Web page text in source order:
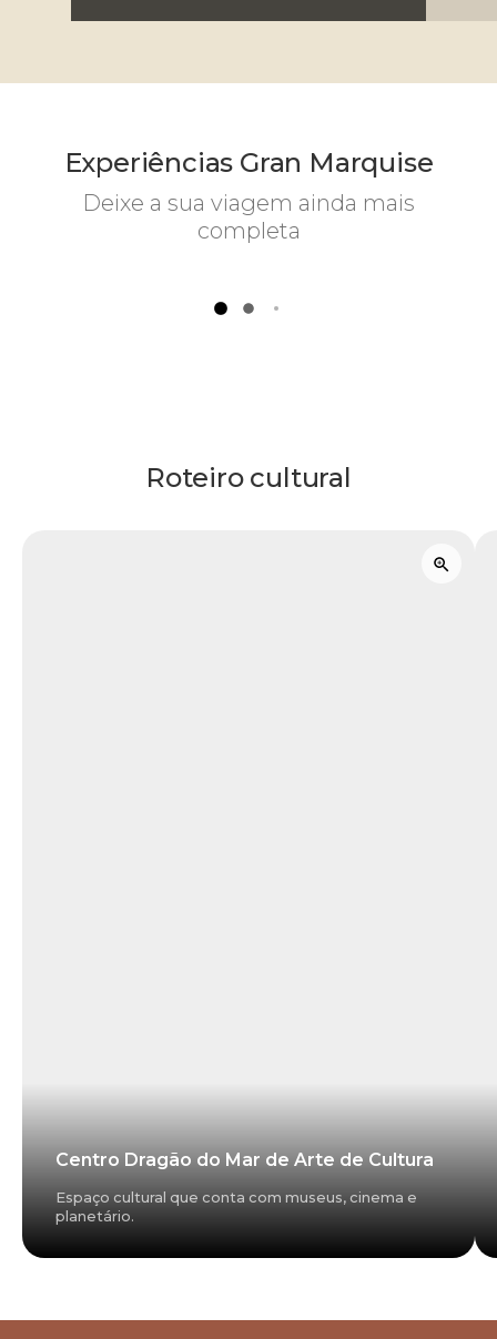
CONTEMPORÁNEO Av. Beira Mar,
Experiências Gran Marquise
Deixe a sua viagem ainda mais
completa
Roteiro cultural
Centro Dragão do Mar de Arte de Cultura
Espaço cultural que conta com museus, cinema e
planetário.